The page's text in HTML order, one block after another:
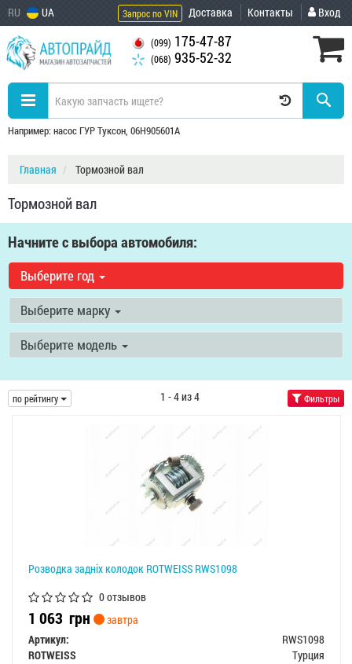
RU UA Запрос по VIN Доставка Контакты Вход
(099) 175-47-87
(068) 935-52-32
Например: насос ГУР Туксон, 06H905601A
Главная Тормозной вал
Тормозной вал
Начните с выбора автомобиля:
Выберите год
Выберите марку
Выберите модель
по рейтингу 1 - 4 из 4 Фильтры
Розводка задніх колодок ROTWEISS RWS1098
0 отзывов
1 063 грн
завтра
Артикул:
RWS1098
ROTWEISS
Турция